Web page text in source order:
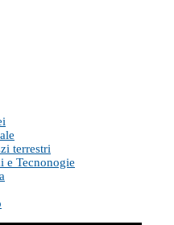
terrestri
e Tecnonogie